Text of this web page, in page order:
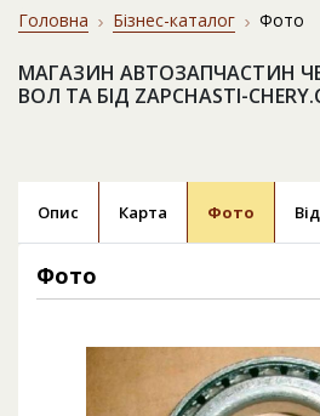
Головна Бізнес-каталог Фото
МАГАЗИН АВТОЗАПЧАСТИН
ВОЛ ТА БІД ZAPCHASTI-
Опис Карта Фото
Фото